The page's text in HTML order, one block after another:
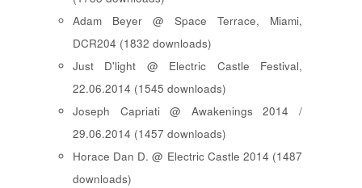
Adam Beyer @ Space Terrace, Miami,
DCR204 (1832 downloads)
Just D'light @ Electric Castle Festival,
22.06.2014 (1545 downloads)
Joseph Capriati @ Awakenings 2014 /
29.06.2014 (1457 downloads)
Horace Dan D. @ Electric Castle 2014 (1487
downloads)